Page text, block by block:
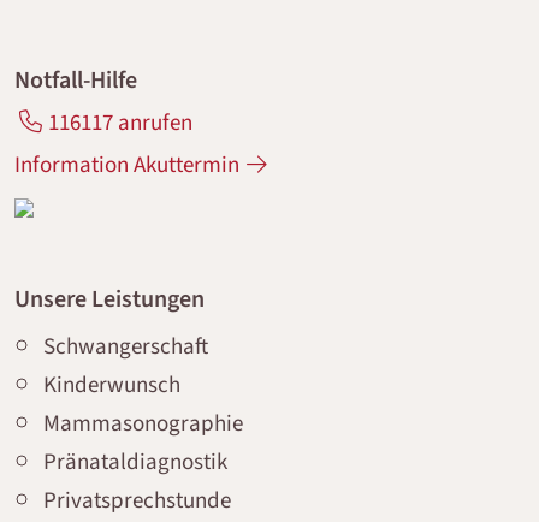
Notfall-Hilfe
116117 anrufen
Information Akuttermin
Unsere Leistungen
Schwangerschaft
Kinderwunsch
Mammasonographie
Pränataldiagnostik
Privatsprechstunde